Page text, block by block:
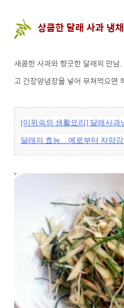
상큼한 달래 사과 냉채
새콤한 사과와 향긋한 달래의 만
고 간장양념장을 넣어 무쳐먹으면
[이위숙의 생활요리] 달래사과
달래의 효능…예로부터 자양